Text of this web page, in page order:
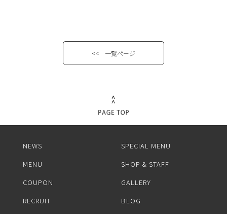
<< 一覧ページ
NEWS
SPECIAL MENU
MENU
SHOP & STAFF
COUPON
GALLERY
RECRUIT
BLOG